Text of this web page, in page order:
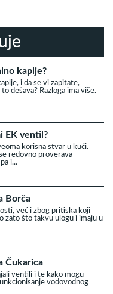
kaplje?
i da se vi zapitate,
dešava? Razloga ima više.
EK ventil?
korisna stvar u kući.
redovno proverava
i...
Borča
već i zbog pritiska koji
zato što takvu ulogu i imaju u
Čukarica
ventili i te kako mogu
vodovodnog